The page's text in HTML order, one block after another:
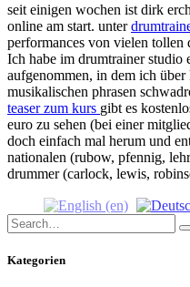
seit einigen wochen ist dirk
online am start. unter
performances von vielen tollen
Ich habe im drumtrainer studio
aufgenommen, in dem ich
musikalischen phrasen
teaser zum kurs gibt es
euro zu sehen (bei einer
doch einfach mal herum und
nationalen (rubow, pfennig,
drummer (carlock, lewis,
Search
for:
Kategorien